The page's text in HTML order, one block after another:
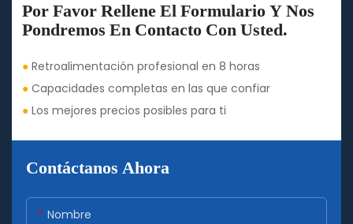
Por Favor Rellene El Formulario Y Nos
Pondremos En Contacto Con Usted.
● Retroalimentación profesional en 8 horas
● Capacidades completas en las que confiar
● Los mejores precios posibles para ti
Contáctanos Ahora
Nombre